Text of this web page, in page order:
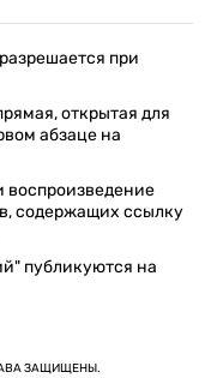
при
открытая для
абзаце на
воспроизведение
содержащих ссылку
публикуются на
ЗАЩИЩЕНЫ.